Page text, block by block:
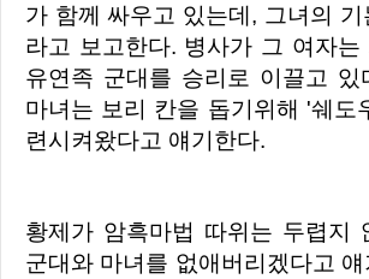
가 함께 싸우고 있는데, 그녀의 기
라고 보고한다. 병사가 그 여자는
유연족 군대를 승리로 이끌고 있
마녀는 보리 칸을 돕기위해 '쉐도
련시켜왔다고 얘기한다.
황제가 암흑마법 따위는 두렵지 않다며, 유연족
군대와 마녀를 없애버리겠다고